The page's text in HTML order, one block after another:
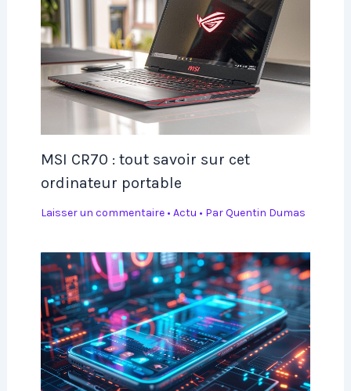
MSI CR70 : tout savoir sur cet
ordinateur portable
Laisser un commentaire • Actu • ParQuentin Dumas